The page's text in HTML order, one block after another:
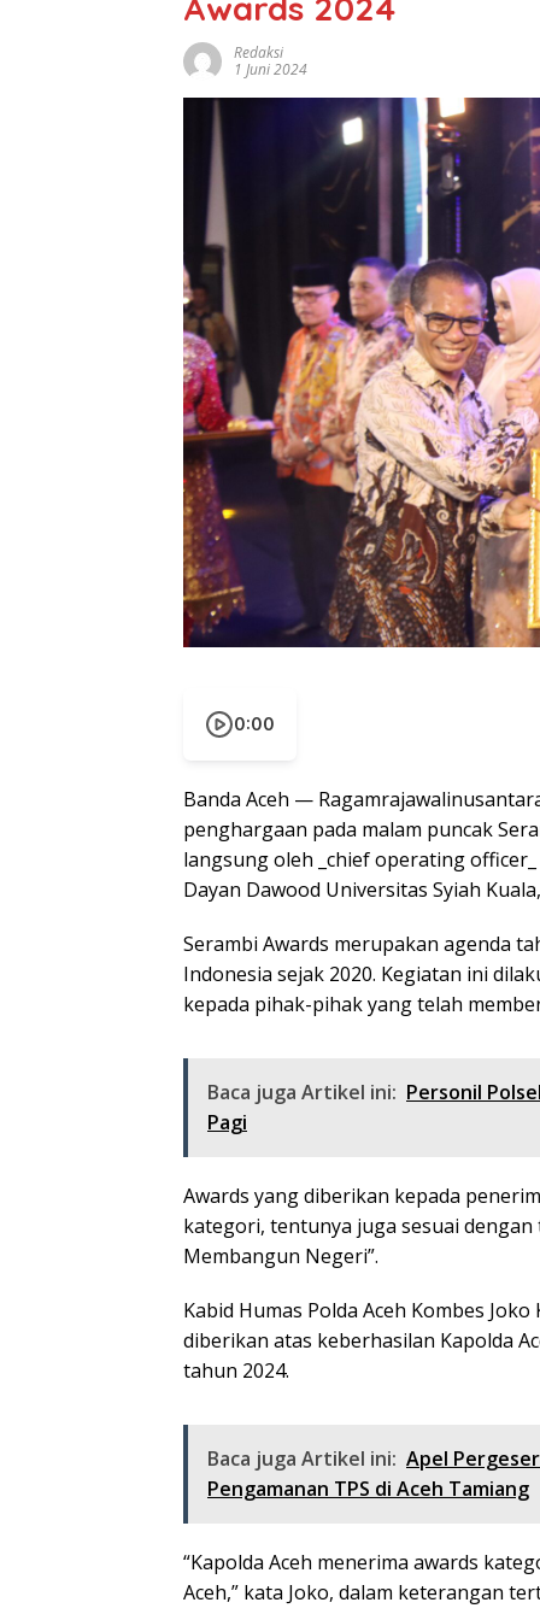
Redaksi
1 Juni 2024
0:00
Banda Aceh —
penghargaan pada malam puncak
langsung oleh _chief operating
Dayan Dawood Universitas Syiah
Serambi Awards merupakan agenda
Indonesia sejak 2020. Kegiatan ini
kepada pihak-pihak yang telah
Baca juga Artikel ini: Personil
Pagi
Awards yang diberikan kepada
kategori, tentunya juga sesuai dengan
Membangun Negeri”.
Kabid Humas Polda Aceh Kombes
diberikan atas keberhasilan Kapolda
tahun 2024.
Baca juga Artikel ini: Apel
Pengamanan TPS di Aceh Tamiang
“Kapolda Aceh menerima awards
Aceh,” kata Joko, dalam keterangan